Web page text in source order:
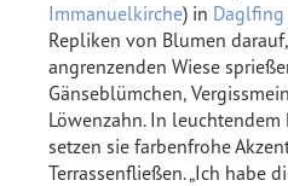
Immanuelkirche) in Daglfing
Repliken von Blumen
angrenzenden Wiese
Gänseblümchen,
Löwenzahn. In leuchtendem
setzen sie farbenfrohe
Terrassenfließen. „Ich habe